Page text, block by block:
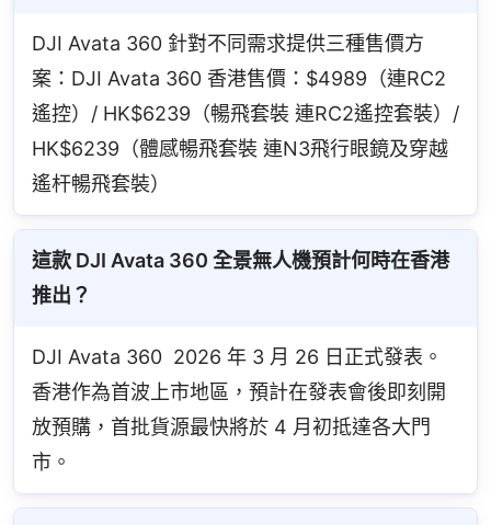
DJI Avata 360 針對不同需求提供三種售價方
案：DJI Avata 360 香港售價：$4989（連RC2
遙控）/ HK$6239（暢飛套裝 連RC2遙控套裝）/
HK$6239（體感暢飛套裝 連N3飛行眼鏡及穿越
遙杆暢飛套裝）
這款 DJI Avata 360 全景無人機預計何時在香港
推出？
DJI Avata 360  2026 年 3 月 26 日正式發表。
香港作為首波上市地區，預計在發表會後即刻開
放預購，首批貨源最快將於 4 月初抵達各大門
市。